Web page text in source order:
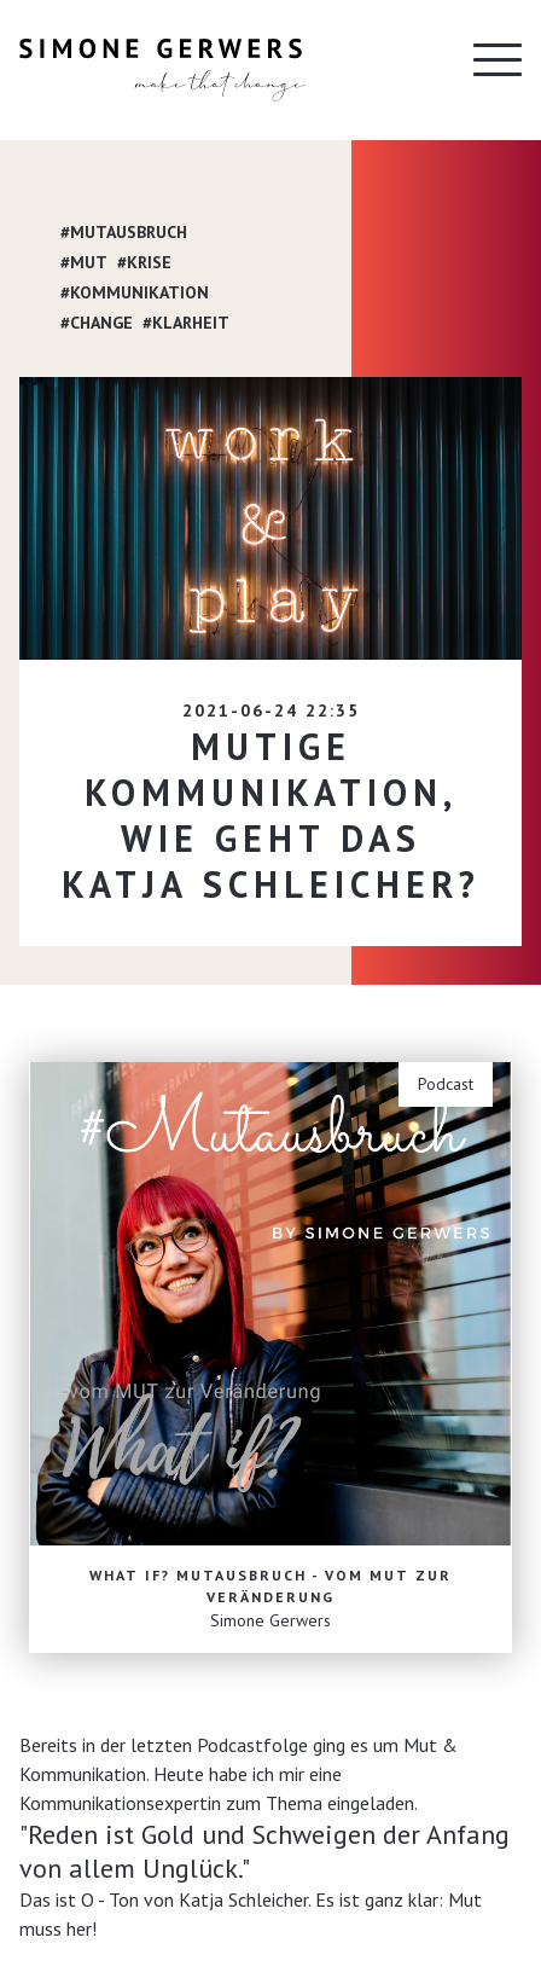
#MUTAUSBRUCH
#MUT #KRISE
#KOMMUNIKATION
#CHANGE #KLARHEIT
2021-06-24 22:35
MUTIGE
KOMMUNIKATION,
WIE GEHT DAS
KATJA SCHLEICHER?
Podcast
WHAT IF? MUTAUSBRUCH - VOM MUT ZUR
VERÄNDERUNG
Simone Gerwers
Bereits in der letzten Podcastfolge ging es um Mut &
Kommunikation. Heute habe ich mir eine
Kommunikationsexpertin zum Thema eingeladen.
"Reden ist Gold und Schweigen der Anfang
von allem Unglück."
Das ist O - Ton von Katja Schleicher. Es ist ganz klar: Mut
muss her!